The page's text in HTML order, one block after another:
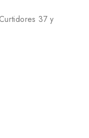
37 y